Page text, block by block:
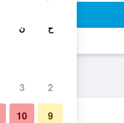
ح ن
2
3
9
10